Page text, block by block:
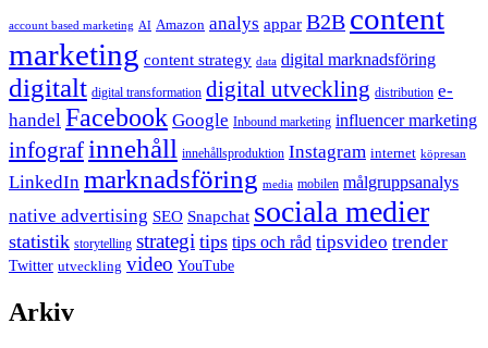
account based marketing AI Amazon analys appar B2B content
marketing content strategy data digital marknadsföring
digitalt digital transformation digital utveckling distribution e-
handel Facebook Google Inbound marketing influencer marketing
infograf innehåll innehållsproduktion Instagram internet köpresan
LinkedIn marknadsföring media mobilen målgruppsanalys
native advertising SEO Snapchat sociala medier
statistik storytelling strategi tips tips och råd tipsvideo trender
Twitter utveckling video YouTube
Arkiv